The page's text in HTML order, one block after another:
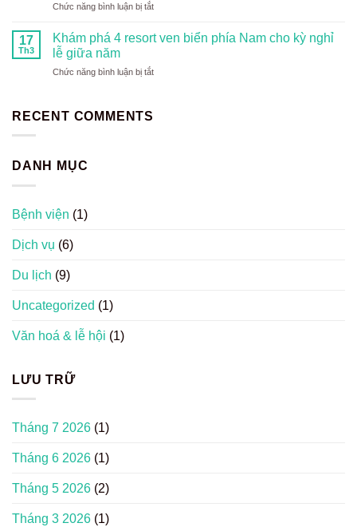
tỷ
đầy
khách
ngoài
khi
Chức năng bình luận bị tắtở
PickleballVN
tin
17
Th3
Khám phá 4 resort ven biển phía Nam cho kỳ nghỉ
lễ giữa năm
Chức năng bình luận bị tắtở
RECENT COMMENTS
DANH MỤC
Bệnh viện (1)
Dịch vụ (6)
Du lịch (9)
Uncategorized (1)
Văn hoá & lễ hội (1)
LƯU TRỮ
Tháng 7 2026 (1)
Tháng 6 2026 (1)
Tháng 5 2026 (2)
Tháng 3 2026 (1)